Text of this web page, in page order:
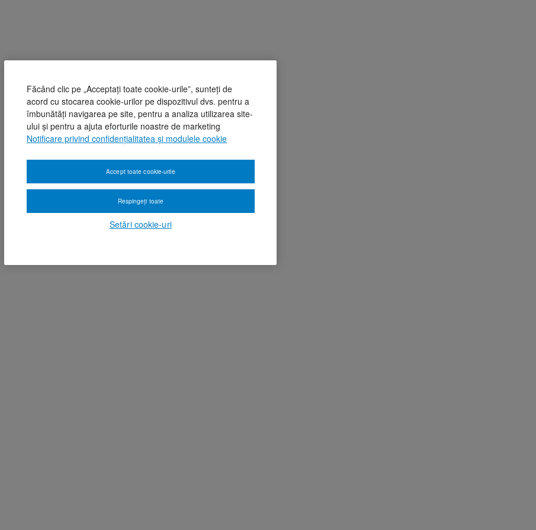
Făcând clic pe „Acceptați toate cookie-urile”, sunteți de
acord cu stocarea cookie-urilor pe dispozitivul dvs. pentru a
îmbunătăți navigarea pe site, pentru a analiza utilizarea site-
ului și pentru a ajuta eforturile noastre de marketing
Notificare privind confidențialitatea și modulele cookie
Setări cookie-uri
Respingeți toate
Accept toate cookie-urile